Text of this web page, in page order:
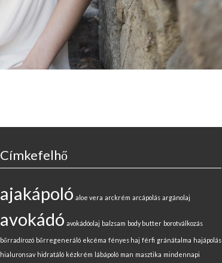
Címkefelhő
ajakápoló aloe vera arckrém arcápolás argánolaj
avokádó avokádóolaj balzsam body butter borotválkozás
bőrradírozó bőrregeneráló ekcéma fényes haj férfi gránátalma hajápolás
hialuronsav hidratáló kézkrém lábápoló man masztika mindennapi